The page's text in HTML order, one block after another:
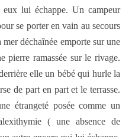
eux lui échappe. Un campeur
se porter en vain au secours
déchaînée emporte sur une
pierre ramassée sur le rivage.
elle un bébé qui hurle la
de part en part et le terrasse.
étrangeté posée comme un
( une absence de